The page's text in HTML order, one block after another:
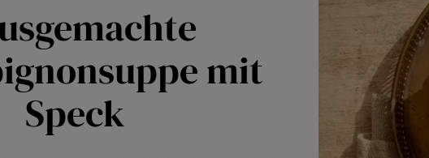
mit
Speck